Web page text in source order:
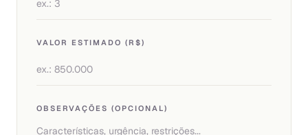
VALOR ESTIMADO (R$)
OBSERVAÇÕES (OPCIONAL)